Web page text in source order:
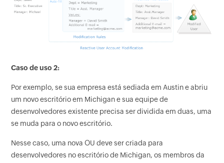
Caso de uso 2:
Por exemplo, se sua empresa está sediada em Austin e abriu
um novo escritório em Michigan e sua equipe de
desenvolvedores existente precisa ser dividida em duas, uma
se muda para o novo escritório.
Nesse caso, uma nova OU deve ser criada para
desenvolvedores no escritório de Michigan, os membros da